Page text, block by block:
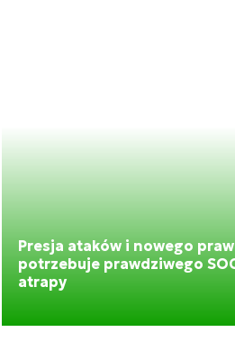
Presja ataków i nowego
potrzebuje prawdziwego
atrapy